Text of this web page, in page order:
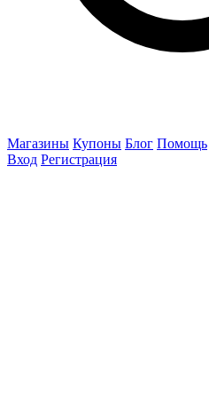
Магазины Купоны Блог Помощь
Вход Регистрация